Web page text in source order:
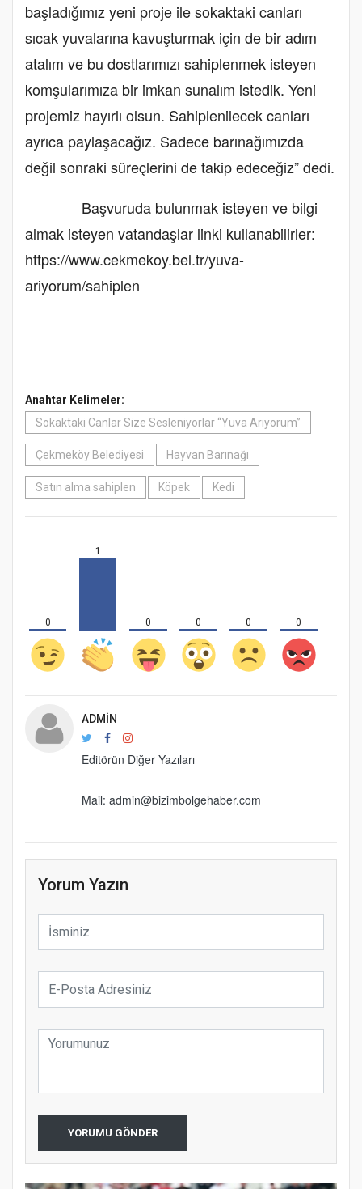
başladığımız yeni proje ile sokaktaki canları
sıcak yuvalarına kavuşturmak için de bir adım
atalım ve bu dostlarımızı sahiplenmek isteyen
komşularımıza bir imkan sunalım istedik. Yeni
projemiz hayırlı olsun. Sahiplenilecek canları
ayrıca paylaşacağız. Sadece barınağımızda
değil sonraki süreçlerini de takip edeceğiz” dedi.
Başvuruda bulunmak isteyen ve bilgi
almak isteyen vatandaşlar linki kullanabilirler:
https://www.cekmekoy.bel.tr/yuva-
ariyorum/sahiplen
Anahtar Kelimeler:
Sokaktaki Canlar Size Sesleniyorlar “Yuva Arıyorum”
Çekmeköy Belediyesi Hayvan Barınağı
Satın alma sahiplen Köpek Kedi
0
1
0 0 0 0
ADMIN
Editörün Diğer Yazıları
Mail: admin@bizimbolgehaber.com
Yorum Yazın
YORUMU GÖNDER